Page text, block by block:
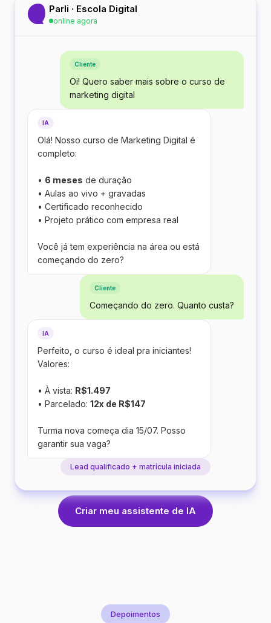
Parli · Escola Digital
online agora
Cliente
Oi! Quero saber mais sobre o curso de
marketing digital
IA
Olá! Nosso curso de Marketing Digital é
completo:
• 6 meses de duração
• Aulas ao vivo + gravadas
• Certificado reconhecido
• Projeto prático com empresa real
Você já tem experiência na área ou está
começando do zero?
Cliente
Começando do zero. Quanto custa?
IA
Perfeito, o curso é ideal pra iniciantes!
Valores:
• À vista: R$1.497
• Parcelado: 12x de R$147
Turma nova começa dia 15/07. Posso
garantir sua vaga?
Lead qualificado + matrícula iniciada
Criar meu assistente de IA
Depoimentos